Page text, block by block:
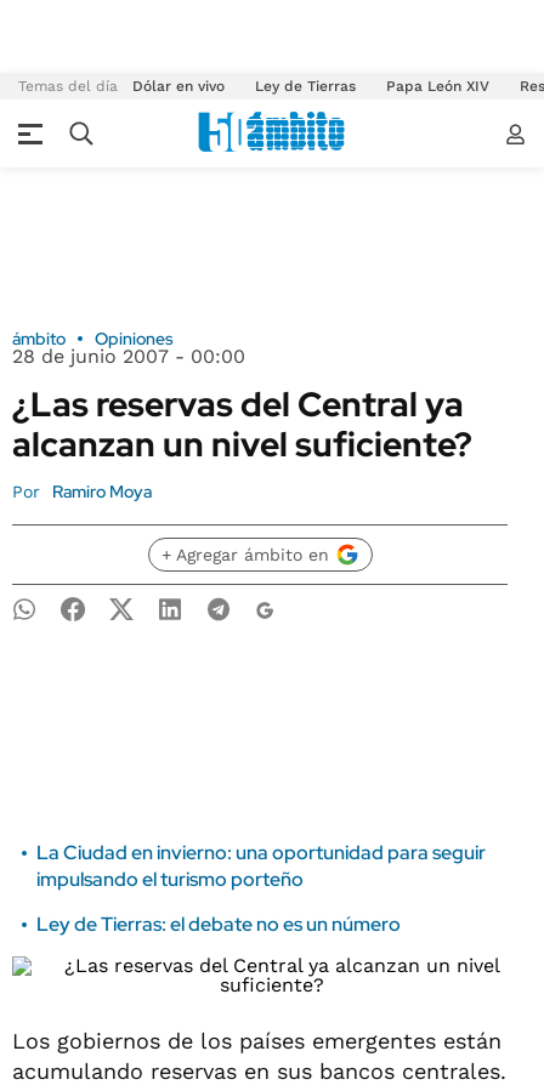
Temas del día Dólar en vivo Ley de Tierras Papa León XIV
ámbito Opiniones
28 de junio 2007 - 00:00
¿Las reservas del Central ya
alcanzan un nivel suficiente?
Por Ramiro Moya
+ Agregar ámbito en
La Ciudad en invierno: una oportunidad para seguir
impulsando el turismo porteño
Ley de Tierras: el debate no es un número
Los gobiernos de los países emergentes están
acumulando reservas en sus bancos centrales.